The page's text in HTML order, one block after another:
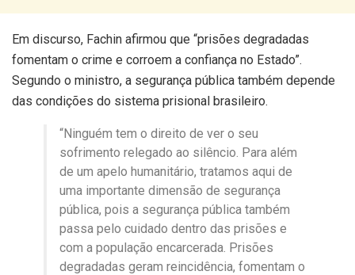
Em discurso, Fachin afirmou que “prisões degradadas
fomentam o crime e corroem a confiança no Estado”.
Segundo o ministro, a segurança pública também depende
das condições do sistema prisional brasileiro.
“Ninguém tem o direito de ver o seu
sofrimento relegado ao silêncio. Para além
de um apelo humanitário, tratamos aqui de
uma importante dimensão de segurança
pública, pois a segurança pública também
passa pelo cuidado dentro das prisões e
com a população encarcerada. Prisões
degradadas geram reincidência, fomentam o